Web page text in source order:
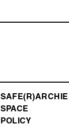
SAFE(R)
SPACE
POLICY